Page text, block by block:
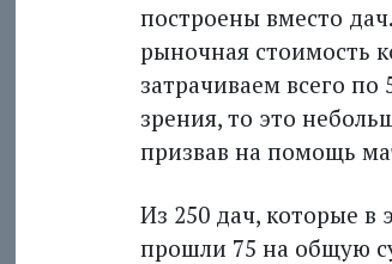
построены вместо
рыночная стоимость
затрачиваем всего по
зрения, то это
призвав на помощь
Из 250 дач, которые в
прошли 75 на общую